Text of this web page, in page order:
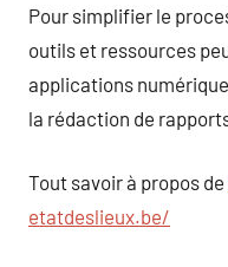
Pour simplifier le
outils et ressources
applications
la rédaction de
Tout savoir à propos de
etatdeslieux.be/